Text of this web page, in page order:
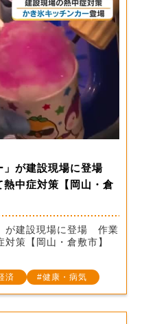
」が建設現場に登場
中症対策【岡山・倉
が建設現場に登場 作業
策【岡山・倉敷市】
済 健康・病気